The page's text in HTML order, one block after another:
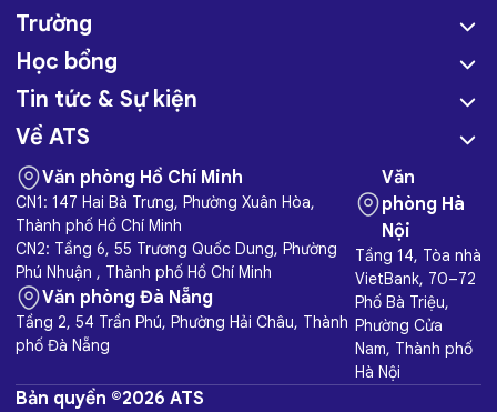
Trường
Học bổng
Tin tức & Sự kiện
Về ATS
Văn phòng Hồ Chí Minh
CN1: 147 Hai Bà Trưng, Phường Xuân Hòa,
Thành phố Hồ Chí Minh
CN2: Tầng 6, 55 Trương Quốc Dung, Phường
Phú Nhuận , Thành phố Hồ Chí Minh
Văn phòng Đà Nẵng
Tầng 2, 54 Trần Phú, Phường Hải Châu, Thành
phố Đà Nẵng
Văn
phòng Hà
Nội
Tầng 14, Tòa nhà
VietBank, 70–72
Phố Bà Triệu,
Phường Cửa
Nam, Thành phố
Hà Nội
Bản quyền ©2026 ATS